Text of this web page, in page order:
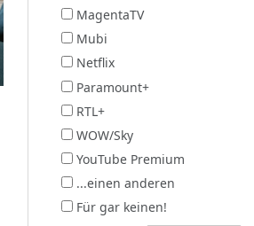
MagentaTV
Mubi
Netflix
Paramount+
RTL+
WOW/Sky
YouTube Premium
...einen anderen
Für gar keinen!